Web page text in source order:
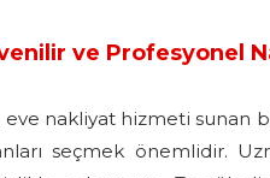
ve Profesyonel
eve nakliyat hizmeti sunan
seçmek önemlidir.